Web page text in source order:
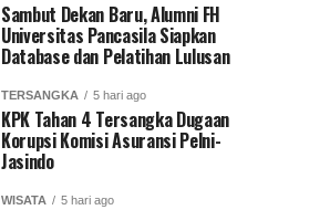
Sambut Dekan Baru, Alumni FH
Universitas Pancasila Siapkan
Database dan Pelatihan Lulusan
TERSANGKA 5 hari ago
KPK Tahan 4 Tersangka Dugaan
Korupsi Komisi Asuransi Pelni-
Jasindo
WISATA 5 hari ago